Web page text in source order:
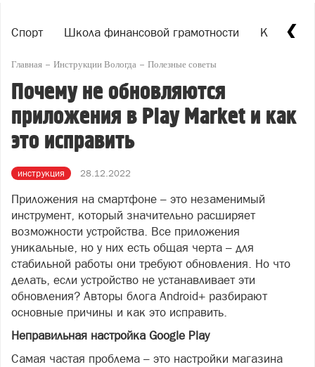
Спорт Школа финансовой грамотности Каждый
Главная Инструкции Вологда Полезные советы
Почему не обновляются
приложения в Play Market и как
это исправить
инструкция 28.12.2022
Приложения на смартфоне – это незаменимый
инструмент, который значительно расширяет
возможности устройства. Все приложения
уникальные, но у них есть общая черта – для
стабильной работы они требуют обновления. Но что
делать, если устройство не устанавливает эти
обновления? Авторы блога Android+ разбирают
основные причины и как это исправить.
Неправильная настройка Google Play
Самая частая проблема – это настройки магазина